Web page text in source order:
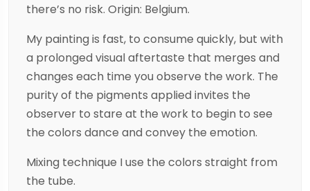
there’s no risk. Origin: Belgium.
My painting is fast, to consume quickly, but with
a prolonged visual aftertaste that merges and
changes each time you observe the work. The
purity of the pigments applied invites the
observer to stare at the work to begin to see
the colors dance and convey the emotion.
Mixing technique I use the colors straight from
the tube.